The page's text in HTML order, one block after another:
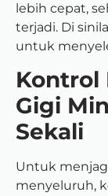
lebih cepat,
terjadi. Di
untuk
Kontrol
Gigi
Sekali
Untuk
menyeluruh,